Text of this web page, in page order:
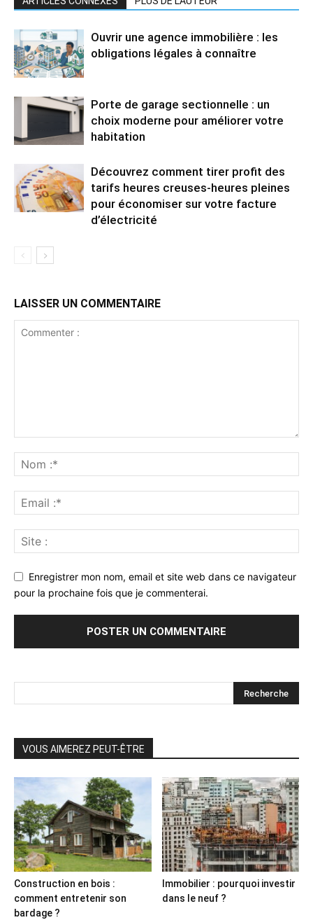
Ouvrir une agence immobilière : les
obligations légales à connaître
Porte de garage sectionnelle : un
choix moderne pour améliorer votre
habitation
Découvrez comment tirer profit des
tarifs heures creuses-heures pleines
pour économiser sur votre facture
d’électricité
LAISSER UN COMMENTAIRE
Enregistrer mon nom, email et site web dans ce navigateur
pour la prochaine fois que je commenterai.
VOUS AIMEREZ PEUT-ÊTRE
Construction en bois :
comment entretenir son
bardage ?
Immobilier : pourquoi investir
dans le neuf ?